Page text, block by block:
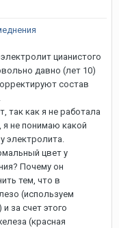
цианистого
давно (лет 10)
состав
так как я не работала
я не понимаю какой
электролита.
цвет у
Почему он
тем, что в
(используем
за счет этого
(красная